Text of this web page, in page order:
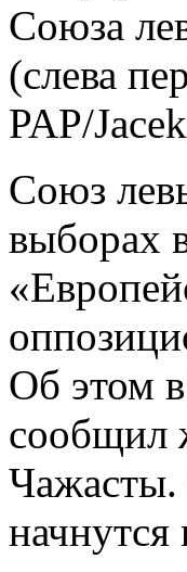
Союза
(слева
PAP/
Союз
выборах
Об этом в
сообщил
Чажасты.